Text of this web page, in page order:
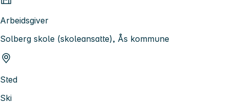
Arbeidsgiver
Solberg skole (skoleansatte), Ås kommune
Sted
Ski